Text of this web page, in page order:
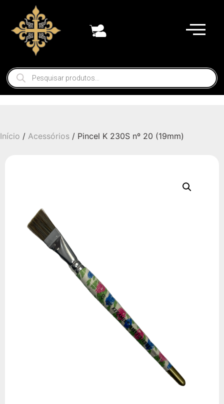
Início / Acessórios / Pincel K 230S nº 20 (19mm)